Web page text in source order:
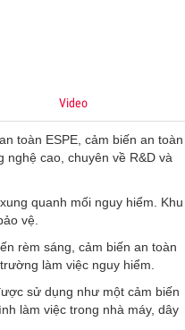
Video
toàn ESPE, cảm biến an toàn
nghệ cao, chuyên về R&D và
quanh mối nguy hiểm. Khu
vệ.
rèm sáng, cảm biến an toàn
làm việc nguy hiểm.
sử dụng như một cảm biến
làm việc trong nhà máy, dây